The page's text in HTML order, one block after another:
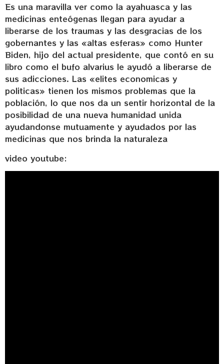
Es una maravilla ver como la ayahuasca y las
medicinas enteógenas llegan para ayudar a
liberarse de los traumas y las desgracias de los
gobernantes y las «altas esferas» como Hunter
Biden, hijo del actual presidente, que contó en su
libro como el bufo alvarius le ayudó a liberarse de
sus adicciones. Las «elites economicas y
politicas» tienen los mismos problemas que la
población, lo que nos da un sentir horizontal de la
posibilidad de una nueva humanidad unida
ayudandonse mutuamente y ayudados por las
medicinas que nos brinda la naturaleza
video youtube: